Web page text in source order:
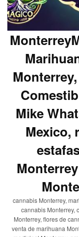
Mike
Mexico,
cannabis Monterrey,
cannabis Monterrey,
Monterrey, flores de
venta de marihuana